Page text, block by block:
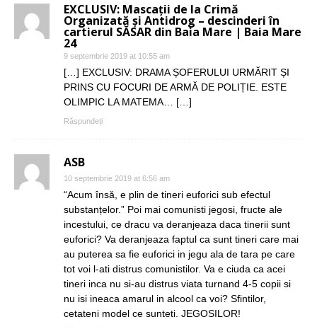
EXCLUSIV: Mascații de la Crimă
Organizată și Antidrog – descinderi în
cartierul SĂSAR din Baia Mare | Baia Mare
24
9 septembrie 2019 at 10:55 am
[…] EXCLUSIV: DRAMA ȘOFERULUI URMĂRIT ȘI
PRINS CU FOCURI DE ARMĂ DE POLIȚIE. ESTE
OLIMPIC LA MATEMA… […]
Răspundeți
ASB
10 septembrie 2019 at 6:56 am
“Acum însă, e plin de tineri euforici sub efectul
substanțelor.” Poi mai comunisti jegosi, fructe ale
incestului, ce dracu va deranjeaza daca tinerii sunt
euforici? Va deranjeaza faptul ca sunt tineri care mai
au puterea sa fie euforici in jegu ala de tara pe care
tot voi l-ati distrus comunistilor. Va e ciuda ca acei
tineri inca nu si-au distrus viata turnand 4-5 copii si
nu isi ineaca amarul in alcool ca voi? Sfintilor,
cetateni model ce sunteti. JEGOSILOR!